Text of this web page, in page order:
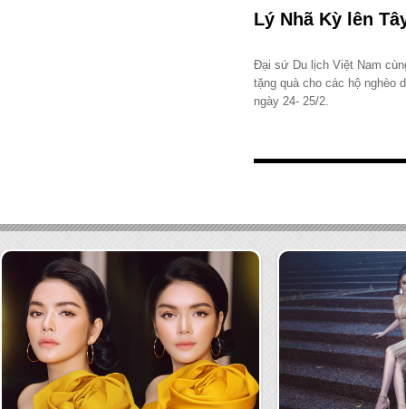
Lý Nhã Kỳ lên
Đại sứ Du lịch Việt Nam
tặng quà cho các hộ nghèo
ngày 24- 25/2.